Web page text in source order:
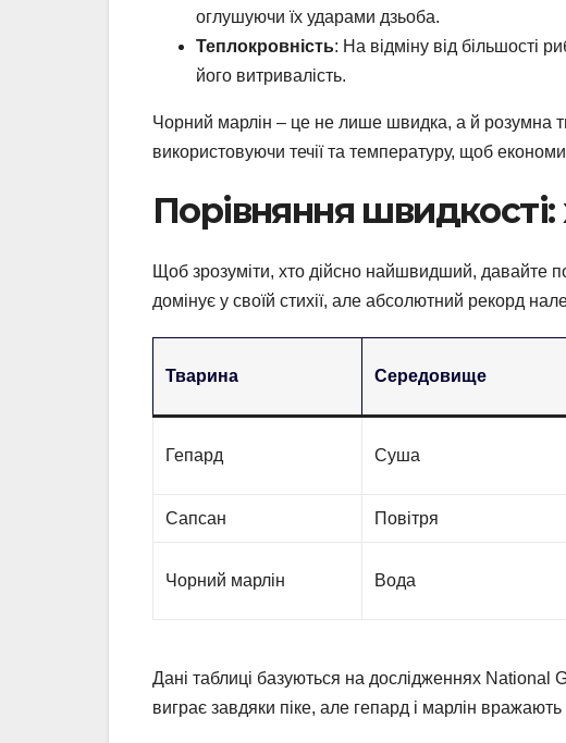
оглушуючи їх ударами дзьоба.
Теплокровність: На відміну від більшості
його витривалість.
Чорний марлін – це не лише швидка, а й розумна
використовуючи течії та температуру, щоб
Порівняння
Щоб зрозуміти, хто дійсно найшвидший, давайте
домінує у своїй стихії, але абсолютний рекорд
Тварина Середовище
Гепард Суша
Сапсан Повітря
Чорний марлін Вода
Дані таблиці базуються на дослідженнях
виграє завдяки піке, але гепард і марлін